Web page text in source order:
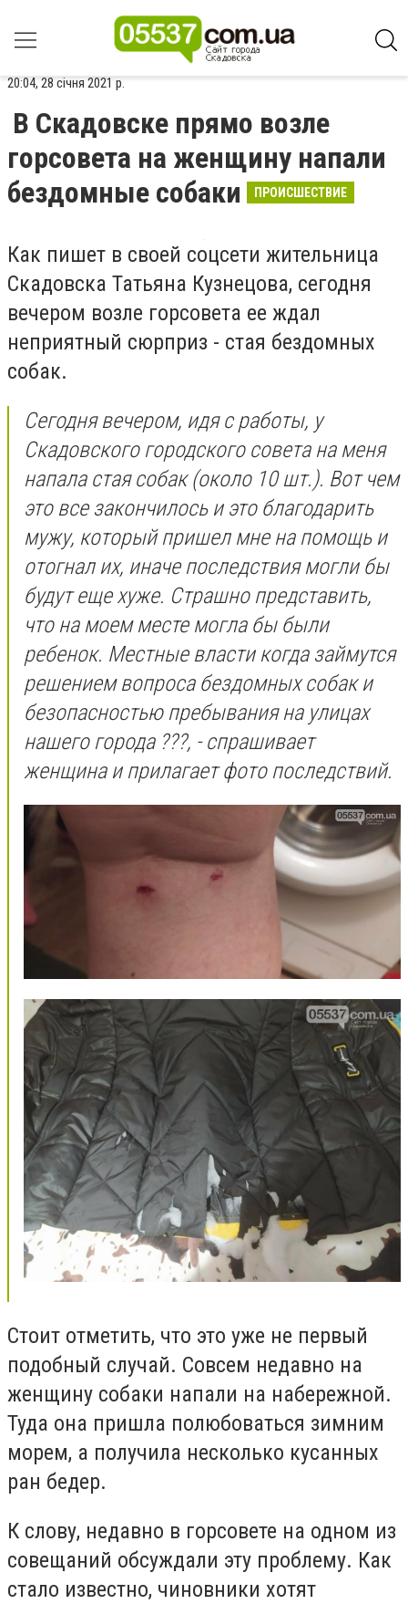
20:04, 28 січня 2021 р.
В Скадовске прямо возле
горсовета на женщину напали
бездомные собаки
ПРОИСШЕСТВИЕ
Как пишет в своей соцсети жительница
Скадовска Татьяна Кузнецова, сегодня
вечером возле горсовета ее ждал
неприятный сюрприз - стая бездомных
собак.
Сегодня вечером, идя с работы, у
Скадовского городского совета на меня
напала стая собак (около 10 шт.). Вот чем
это все закончилось и это благодарить
мужу, который пришел мне на помощь и
отогнал их, иначе последствия могли бы
будут еще хуже. Страшно представить,
что на моем месте могла бы были
ребенок. Местные власти когда займутся
решением вопроса бездомных собак и
безопасностью пребывания на улицах
нашего города ???, - спрашивает
женщина и прилагает фото последствий.
Стоит отметить, что это уже не первый
подобный случай. Совсем недавно на
женщину собаки напали на набережной.
Туда она пришла полюбоваться зимним
морем, а получила несколько кусанных
ран бедер.
К слову, недавно в горсовете на одном из
совещаний обсуждали эту проблему. Как
стало известно, чиновники хотят